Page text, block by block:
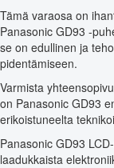
Tämä varaosa on
Panasonic GD93 -
se on edullinen ja
pidentämiseen.
Varmista
on Panasonic GD93
erikoistuneelta
Panasonic GD93
laadukkaista